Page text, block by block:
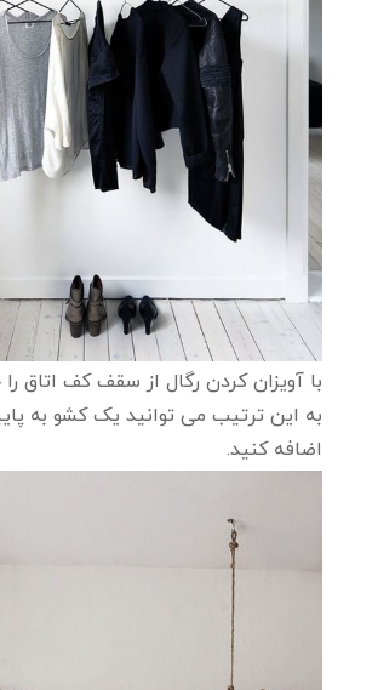
با آویزان کردن رگال از سقف کف اتاق را
به این ترتیب می توانید یک کشو به
اضافه کنید.